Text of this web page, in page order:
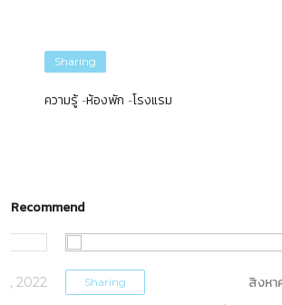
Sharing
ความรู้ ห้องพัก โรงแรม
Recommend
2022 Sharing สิงหา